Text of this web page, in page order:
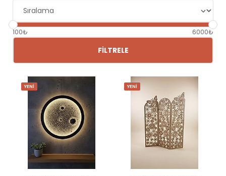
100₺ 6000₺
FILTRELE
YENİ YENİ